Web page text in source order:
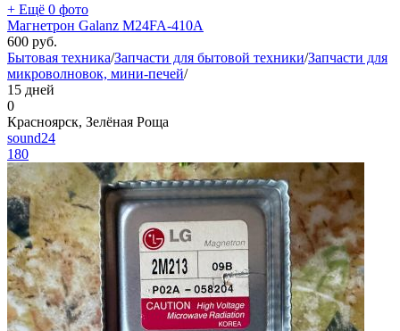
+ Ещё 0 фото
Магнетрон Galanz M24FA-410A
600 руб.
Бытовая техника/Запчасти для бытовой техники/Запчасти для
микроволновок, мини-печей/
15 дней
0
Красноярск, Зелёная Роща
sound24
180